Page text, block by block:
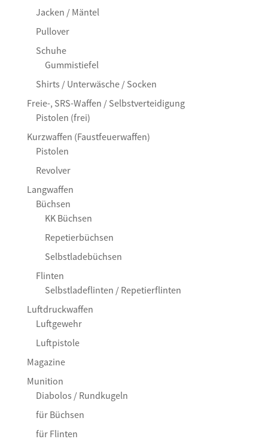
Jacken / Mäntel
Pullover
Schuhe
Gummistiefel
Shirts / Unterwäsche / Socken
Freie-, SRS-Waffen / Selbstverteidigung
Pistolen (frei)
Kurzwaffen (Faustfeuerwaffen)
Pistolen
Revolver
Langwaffen
Büchsen
KK Büchsen
Repetierbüchsen
Selbstladebüchsen
Flinten
Selbstladeflinten / Repetierflinten
Luftdruckwaffen
Luftgewehr
Luftpistole
Magazine
Munition
Diabolos / Rundkugeln
für Büchsen
für Flinten